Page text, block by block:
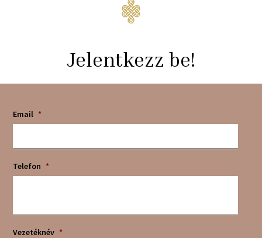
Jelentkezz be!
Email *
Telefon *
Vezetéknév *